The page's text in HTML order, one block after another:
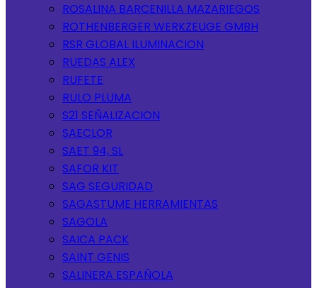
ROSALINA BARCENILLA MAZARIEGOS
ROTHENBERGER WERKZEUGE GMBH
RSR GLOBAL ILUMINACION
RUEDAS ALEX
RUFETE
RULO PLUMA
S21 SEÑALIZACION
SAECLOR
SAET 94, SL
SAFOR KIT
SAG SEGURIDAD
SAGASTUME HERRAMIENTAS
SAGOLA
SAICA PACK
SAINT GENIS
SALINERA ESPAÑOLA